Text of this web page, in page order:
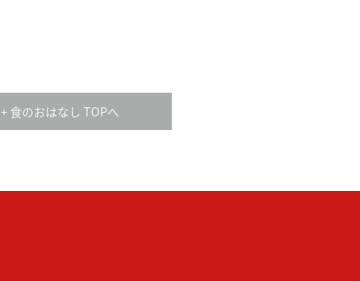
+ 食のおはなし TOPへ